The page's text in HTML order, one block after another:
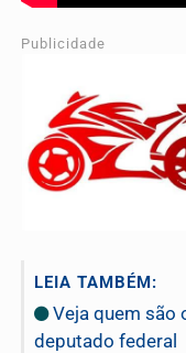
Publicidade
LEIA TAMBÉM:
Veja quem são
deputado federal